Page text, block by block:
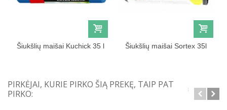
Šiukšlių maišai Kuchick 35 l Šiukšlių maišai Sortex 35l
PIRKĖJAI, KURIE PIRKO ŠIĄ PREKĘ, TAIP PAT
PIRKO: